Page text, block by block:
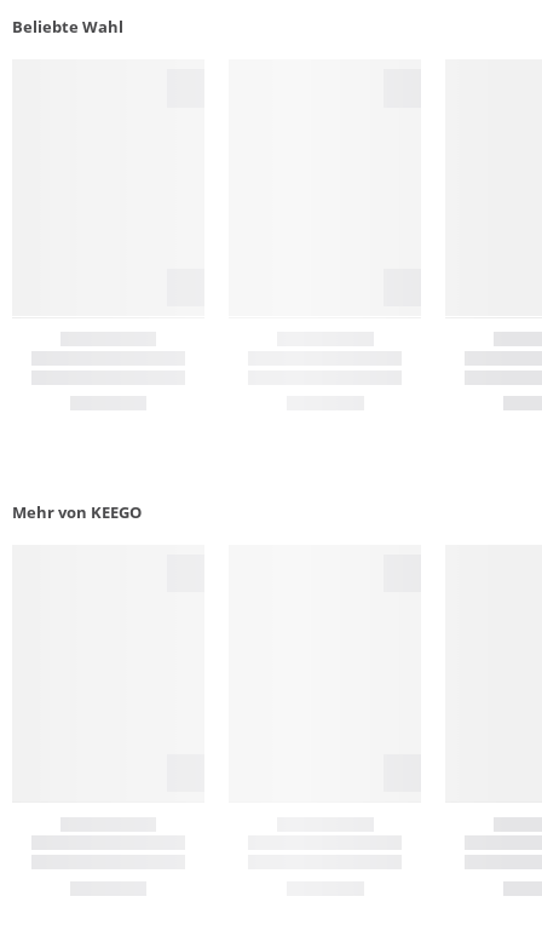
Beliebte Wahl
Mehr von KEEGO